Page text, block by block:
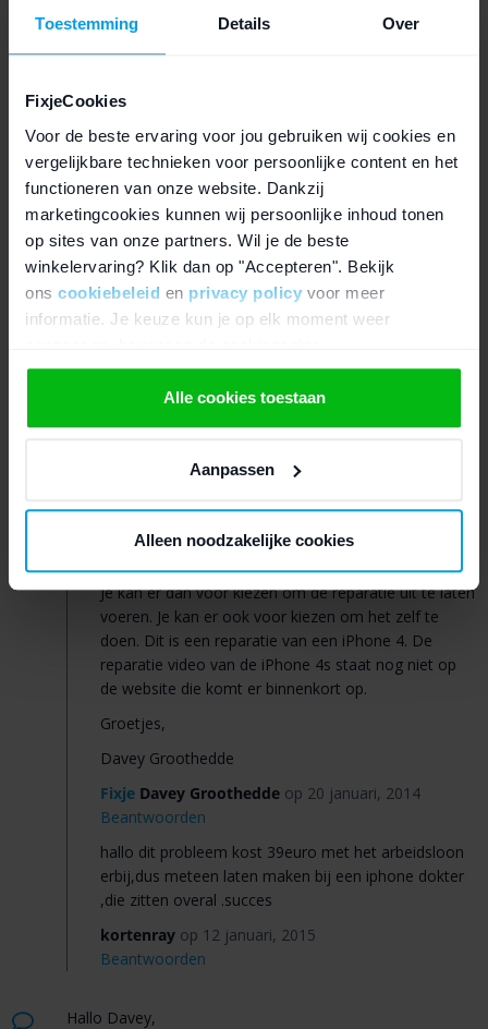
Toestemming Details Over
FixjeCookies
Voor de beste ervaring voor jou gebruiken wij cookies en
vergelijkbare technieken voor persoonlijke content en het
functioneren van onze website. Dankzij
marketingcookies kunnen wij persoonlijke inhoud tonen
op sites van onze partners. Wil je de beste
winkelervaring? Klik dan op "Accepteren". Bekijk
ons cookiebeleid en privacy policy voor meer
informatie. Je keuze kun je op elk moment weer
We werken samen met21 derdendie uw gegevens
kunnen ontvangen en verwerken.
Alle cookies toestaan
Aanpassen
Alleen noodzakelijke cookies
Anders verwacht ik dat de batterij kapot is. Dat is een
veel voorkomend probleem bij de iPhone 3G.
Hier hebben wij helaas geen video van, vanaf de
Davey Groothedde
FixjeDavey Groothedde op 19 januari, 2014
Beantwoorden
Hoi Davey,
onze dochter heeft een iPhone 4S waarvan ze de
aangeven of de aan/uitknop signaal doorgeeft, want
indrukken lukt al niet.
Houd dit in dat we de reparatie, zoals je die hierboven zo
op 20 januari, 2014
Beantwoorden
Je kan er dan voor kiezen om de reparatie uit te laten
voeren. Je kan er ook voor kiezen om het zelf te
doen. Dit is een reparatie van een iPhone 4. De
reparatie video van de iPhone 4s staat nog niet op
de website die komt er binnenkort op.
Groetjes,
Davey Groothedde
FixjeDavey Groothedde op 20 januari, 2014
Beantwoorden
hallo dit probleem kost 39euro met het arbeidsloon
erbij,dus meteen laten maken bij een iphone dokter
,die zitten overal .succes
kortenray op 12 januari, 2015
Beantwoorden
Hallo Davey,